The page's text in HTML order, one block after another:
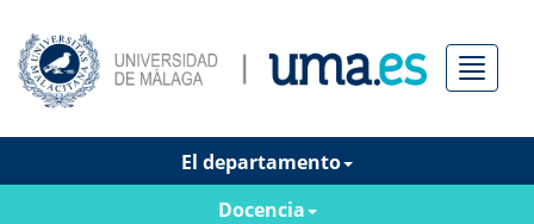
Menú
El departamento
Docencia